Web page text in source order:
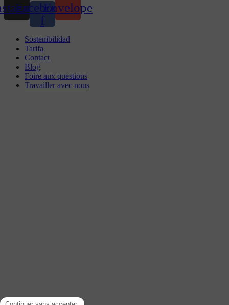
Facebook-
f
Envelope
Sostenibilidad
Tarifa
Contact
Blog
Foire aux questions
Travailler avec nous